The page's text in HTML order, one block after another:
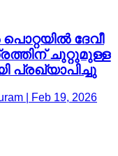
ദേവീ
ചുറ്റുമുള്ള
പ്രഖ്യാപിച്ചു
| Feb 19, 2026